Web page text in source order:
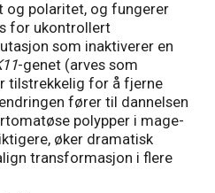
og polaritet, og fungerer
for ukontrollert
som inaktiverer en
-genet (arves som
tilstrekkelig for å fjerne
fører til dannelsen
polypper i mage-
øker dramatisk
transformasjon i flere